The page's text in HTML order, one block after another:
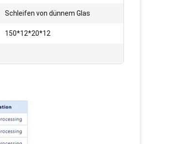
Schleifen von dünnem Glas
150*12*20*12